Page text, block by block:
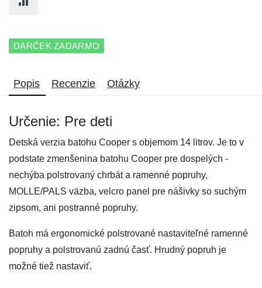
DARČEK ZADARMO
Popis Recenzie Otázky
Určenie: Pre deti
Detská verzia batohu Cooper s objemom 14 litrov. Je to v
podstate zmenšenina batohu Cooper pre dospelých -
nechýba polstrovaný chrbát a ramenné popruhy,
MOLLE/PALS väzba, velcro panel pre nášivky so suchým
zipsom, ani postranné popruhy.
Batoh má ergonomické polstrované nastaviteľné ramenné
popruhy a polstrovanú zadnú časť. Hrudný popruh je
možné tiež nastaviť.